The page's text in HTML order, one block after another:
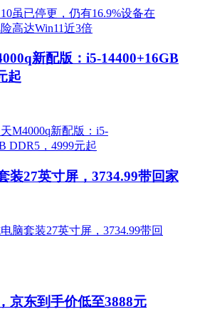
新配版：i5-14400+16GB
起
装27英寸屏，3734.99带回家
京东到手价低至3888元